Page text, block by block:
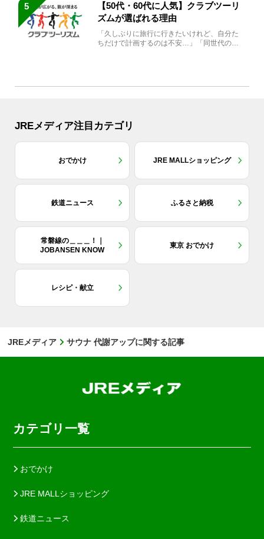
5
【50代・60代に人気】クラブツーリ
ズムが選ばれる理由
「久しぶりに旅行に行きたいけれど、自分た
ちだけで計画するのは不安…」「同世代の方
JREメディア注目カテゴリ
おでかけ JRE MALLショッピング
鉄道ニュース ふるさと納税
常磐線の＿＿＿！｜
JOBANSEN KNOW
東京 おでかけ
レシピ・献立
JREメディア サウナ 代謝アップに関する記事
カテゴリ一覧
おでかけ
JRE MALLショッピング
鉄道ニュース